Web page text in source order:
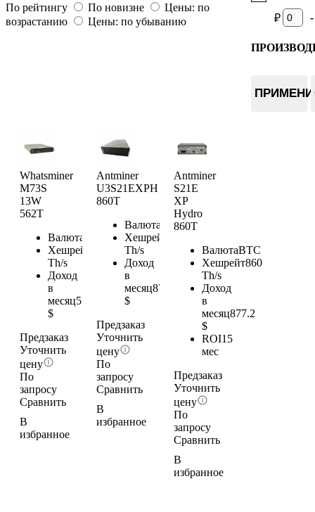
По рейтингу
По новизне
Цены: по
возрастанию
Цены: по убыванию ₽ -
Whatsminer
M73S
13W
562T
Валюта
Хешрейт
Th/s
Доход
в
месяц573.24
$
Предзаказ
Уточнить
цену
По
запросу
Сравнить
В
избранное
Antminer
U3S21EXPH
860T
Валюта
BTC
Хешрейт
Th/s
Доход
в
месяц877.2
$
Предзаказ
Уточнить
цену
По
запросу
Сравнить
В
избранное
Antminer
S21E
XP
Hydro
860T
ВалютаBTC
Хешрейт860
Th/s
Доход
в
месяц877.2
$
ROI15
мес
Предзаказ
Уточнить
цену
По
запросу
Сравнить
В
избранное